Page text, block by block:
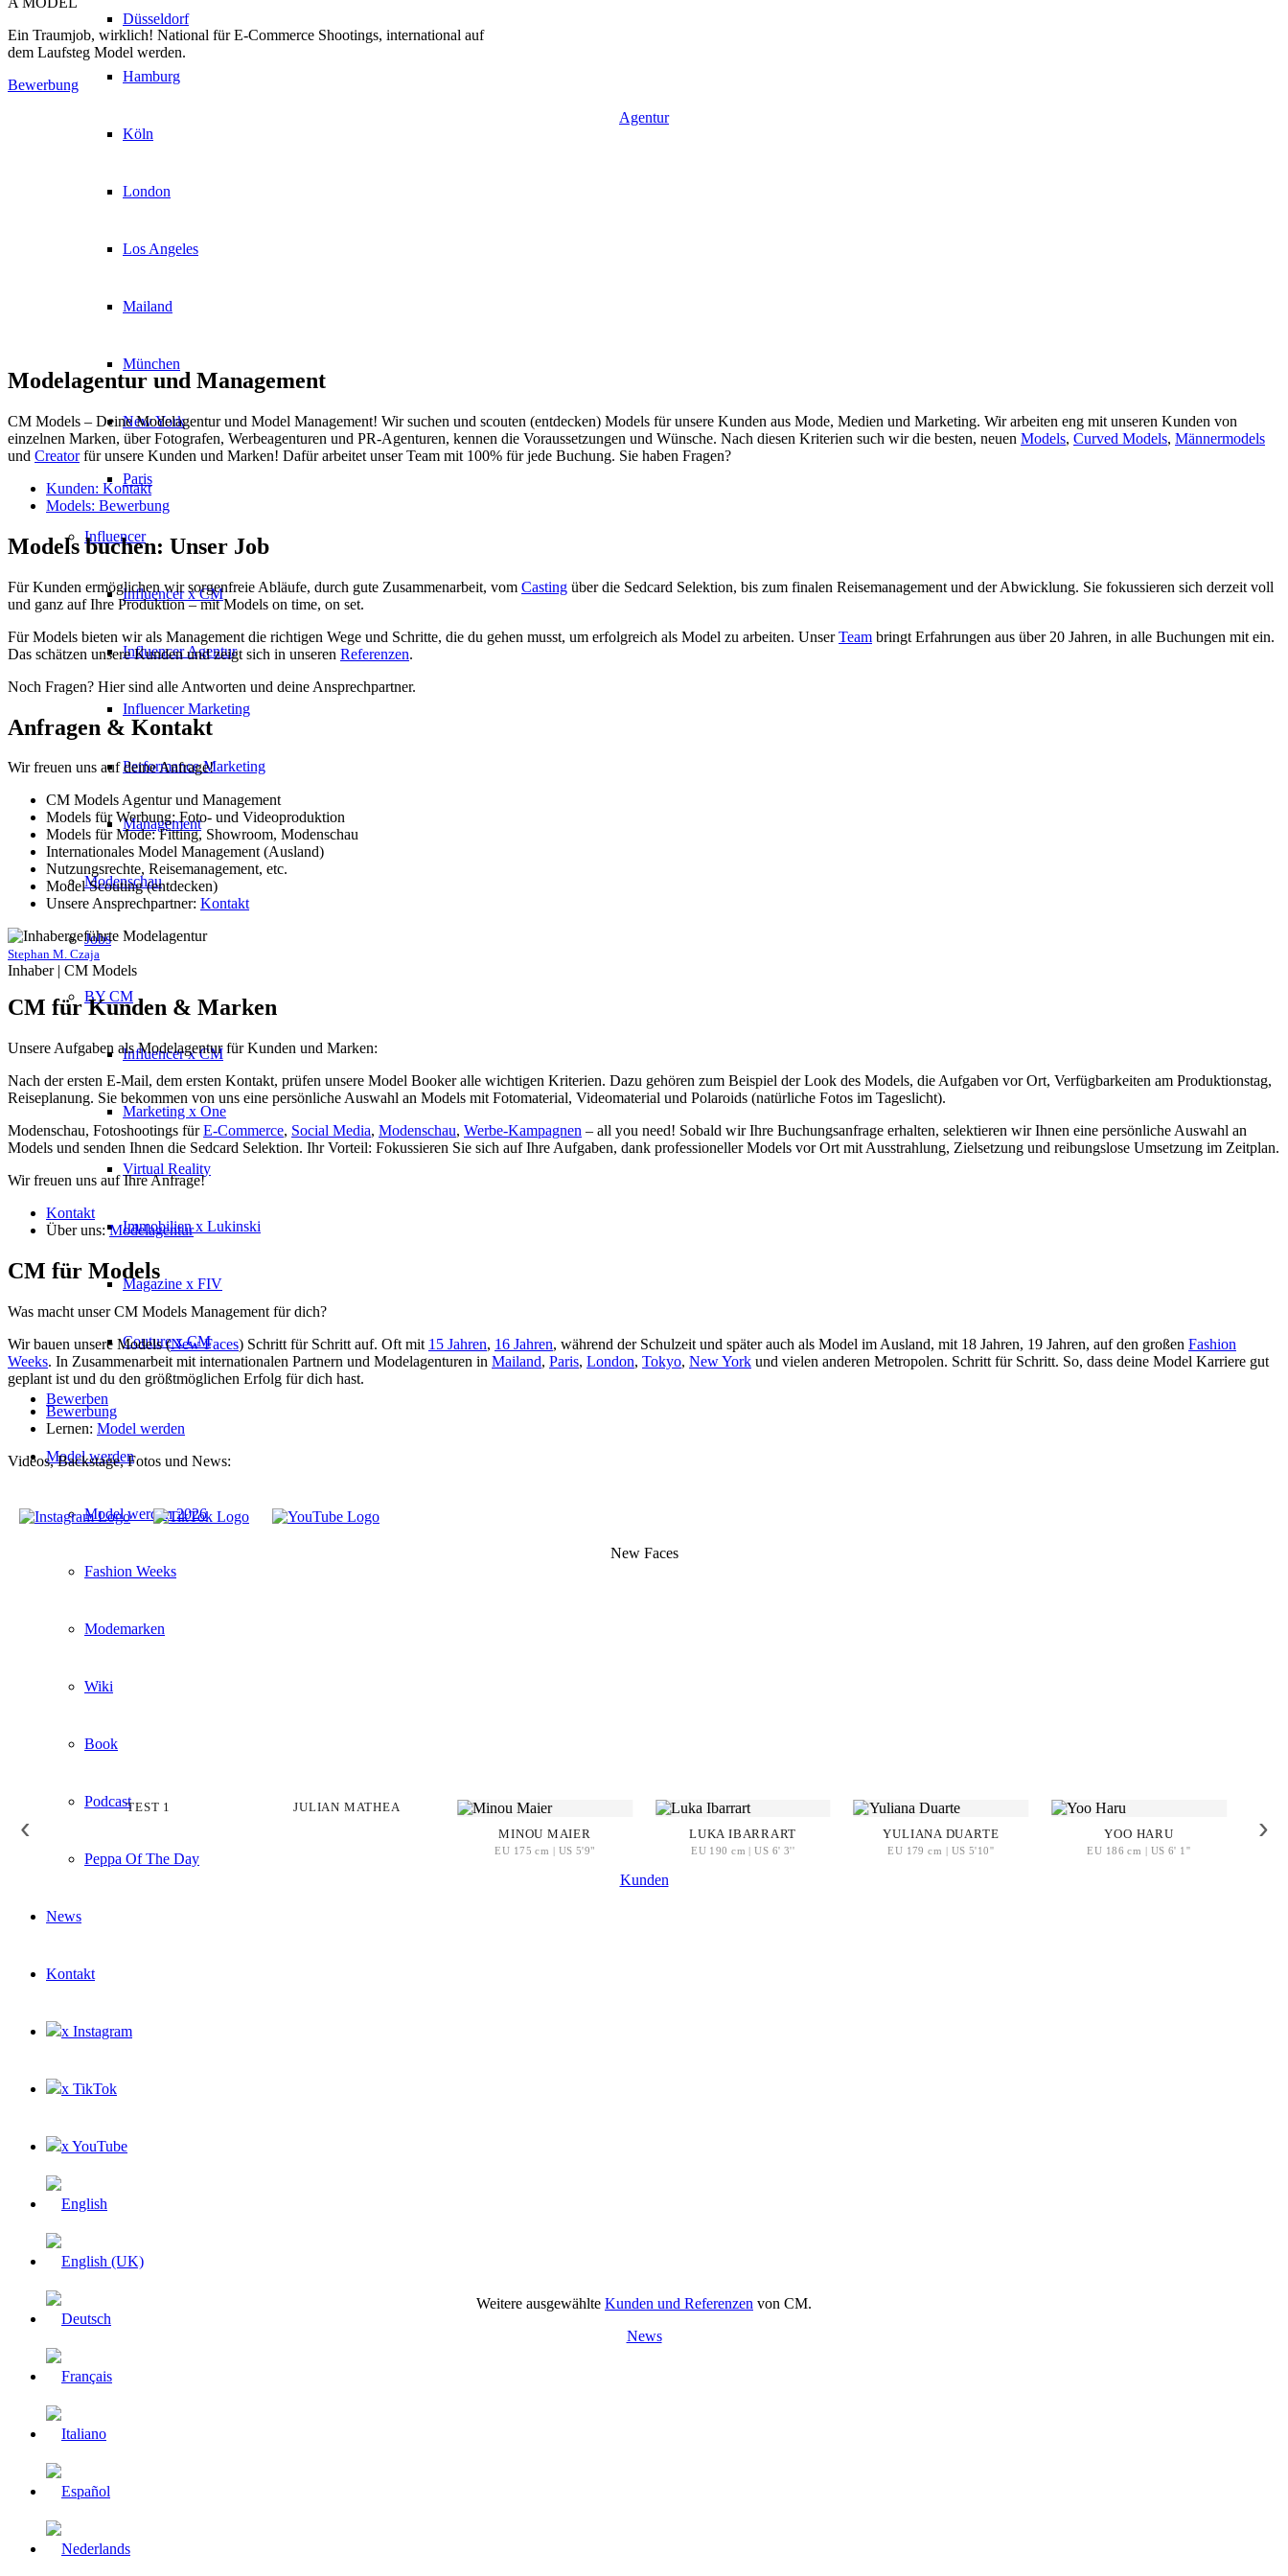
Düsseldorf
Hamburg
Köln
London
Los Angeles
Mailand
München
New York
Paris
Influencer
Influencer x CM
Influencer Agentur
Influencer Marketing
Performance Marketing
Management
Modenschau
Jobs
BY CM
Influencer x CM
Marketing x One
Virtual Reality
Immobilien x Lukinski
Magazine x FIV
Couture x CM
Bewerben
Model werden
Model werden 2026
Fashion Weeks
Modemarken
Wiki
Book
Podcast
Peppa Of The Day
News
Kontakt
x Instagram
x TikTok
x YouTube
Ein Traumjob, wirklich! National für E-Commerce Shootings, international auf
dem Laufsteg Model werden.
Bewerbung
Agentur
Modelagentur und Management
CM Models – Deine Modelagentur und Model Management! Wir suchen und scouten (entdecken) Models für unsere Kunden aus Mode, Medien und Marketing. Wir arbeiten eng mit unseren Kunden von
einzelnen Marken, über Fotografen, Werbeagenturen und PR-Agenturen, kennen die Voraussetzungen und Wünsche. Nach diesen Kriterien such wir die besten, neuen Models, Curved Models, Männermodels
und Creatorfür unsere Kunden und Marken! Dafür arbeitet unser Team mit 100% für jede Buchung. Sie haben Fragen?
Kunden: Kontakt
Models: Bewerbung
Models buchen: Unser Job
Für Kunden ermöglichen wir sorgenfreie Abläufe, durch gute Zusammenarbeit, vom Casting über die Sedcard Selektion, bis zum finalen Reisemanagement und der Abwicklung. Sie fokussieren sich derzeit voll
und ganz auf Ihre Produktion – mit Models on time, on set.
Für Models bieten wir als Management die richtigen Wege und Schritte, die du gehen musst, um erfolgreich als Model zu arbeiten. UnserTeam bringt Erfahrungen aus über 20 Jahren, in alle Buchungen mit ein.
Das schätzen unsere Kunden und zeigt sich in unseren Referenzen.
Noch Fragen? Hier sind alle Antworten und deine Ansprechpartner.
Anfragen & Kontakt
Wir freuen uns auf deine Anfrage!
CM Models Agentur und Management
Models für Werbung: Foto- und Videoproduktion
Models für Mode: Fitting, Showroom, Modenschau
Internationales Model Management (Ausland)
Nutzungsrechte, Reisemanagement, etc.
Model Scouting (entdecken)
Unsere Ansprechpartner: Kontakt
Stephan M. Czaja
Inhaber | CM Models
CM für Kunden & Marken
Unsere Aufgaben als Modelagentur für Kunden und Marken:
Nach der ersten E-Mail, dem ersten Kontakt, prüfen unsere Model Booker alle wichtigen Kriterien. Dazu gehören zum Beispiel der Look des Models, die Aufgaben vor Ort, Verfügbarkeiten am Produktionstag,
Reiseplanung. Sie bekommen von uns eine persönliche Auswahl an Models mit Fotomaterial, Videomaterial und Polaroids (natürliche Fotos im Tageslicht).
Modenschau, Fotoshootings fürE-Commerce, Social Media, Modenschau, Werbe-Kampagnen – all you need! Sobald wir Ihre Buchungsanfrage erhalten, selektieren wir Ihnen eine persönliche Auswahl an
Models und senden Ihnen die Sedcard Selektion. Ihr Vorteil: Fokussieren Sie sich auf Ihre Aufgaben, dank professioneller Models vor Ort mit Ausstrahlung, Zielsetzung und reibungslose Umsetzung im Zeitplan.
Wir freuen uns auf Ihre Anfrage!
Kontakt
Über uns:Modelagentur
CM für Models
Was macht unser CM Models Management für dich?
Wir bauen unsere Models (New Faces) Schritt für Schritt auf. Oft mit 15 Jahren, 16 Jahren, während der Schulzeit und später auch als Model im Ausland, mit 18 Jahren, 19 Jahren, auf den großen Fashion
Weeks. In Zusammenarbeit mit internationalen Partnern und Modelagenturen in Mailand, Paris, London, Tokyo, New York und vielen anderen Metropolen. Schritt für Schritt. So, dass deine Model Karriere gut
geplant ist und du den größtmöglichen Erfolg für dich hast.
Bewerbung
Lernen: Model werden
Videos, Backstage, Fotos und News:
New Faces
TEST 1
JULIAN MATHEA
MINOU MAIER
EU 175 cm | US 5'9"
LUKA IBARRART
EU 190 cm | US 6' 3''
YULIANA DUARTE
EU 179 cm | US 5'10''
YOO HARU
EU 186 cm | US 6' 1''
‹ ›
Kunden
Weitere ausgewählte Kunden und Referenzen von CM.
News